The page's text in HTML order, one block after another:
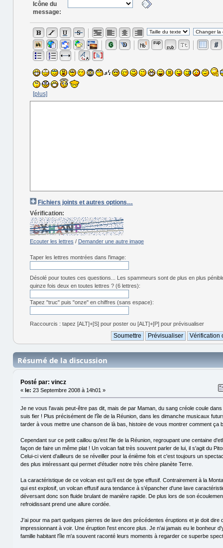
Icône du
message:
[plus]
Fichiers joints et autres options…
Vérification:
Ecouter les lettres / Demander une autre image
Taper les lettres montrées dans l'image:
Désolé pour toutes ces questions... Les spammeurs sont de plus en plus
quinze fois deux en toutes lettres ? (6 lettres):
Tapez "truc" puis "onze" en chiffres (sans espace):
Raccourcis : tapez [ALT]+[S] pour poster ou [ALT]+[P] pour prévisualiser
Résumé de la discussion
Posté par: vincz
« le: 23 Septembre 2008 à 14h01 »
Je ne vous l'avais peut-être pas dit, mais de par Maman, du sang créole coule
suis fier ! Plus précisément de l'île de la Réunion, dans les dimanche musicaux
tarder à vous mettre une chanson de là bas, histoire de vous montrer comment ça
Cependant sur ce petit caillou qu'est l'ile de la Réunion, regroupant une centaine
façon de faire un même plat ! Un volcan fait très souvent parler de lui, il s'agit du
Celui-ci vient d'ailleurs de se réveiller pour la énième fois et c'est toujours un
des plus intéressant qui permet d'étudier notre très chère planète Terre.
La caractéristique de ce volcan est qu'il est de type effusif. Contrairement à la
qui est explosif, un volcan effusif aura tendance à s'épancher d'une lave
déversant donc son fluide brulant de manière rapide. De plus lors de son
refroidissant prend une allure cordée.
J'ai pour ma part quelques pierres de lave des précédentes éruptions et je doit dire
impressionnant à voir. Une éruption l'est encore plus. Je n'ai jamais eu le bonheur
famille habitant l'île m'a souvent raconté leurs moments à regarder ce superbe